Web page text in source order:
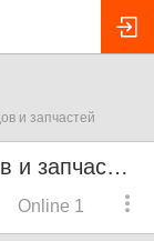
и запчастей
Покупка и продажа велосипедов и запчастей
Online 1